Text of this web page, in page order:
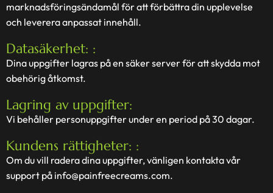
marknadsföringsändamål för att förbättra din upplevelse
och leverera anpassat innehåll.
Datasäkerhet: :
Dina uppgifter lagras på en säker server för att skydda mot
obehörig åtkomst.
Lagring av uppgifter:
Vi behåller personuppgifter under en period på 30 dagar.
Kundens rättigheter: :
Om du vill radera dina uppgifter, vänligen kontakta vår
support på info@painfreecreams.com.